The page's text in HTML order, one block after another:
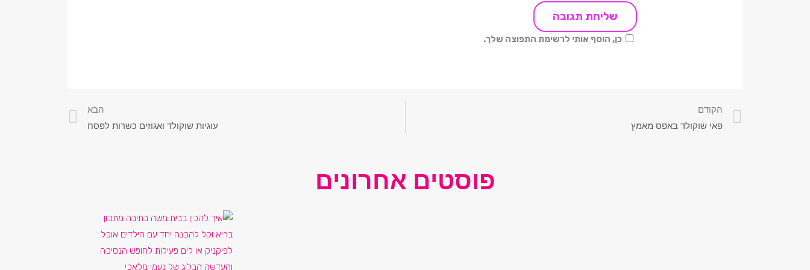
כן, הוסף אותי לרשימת התפוצה שלך.
הקודם
פאי שוקולד באפס מאמץ
הבא
עוגיות שוקולד ואגוזים כשרות לפסח
פוסטים אחרונים